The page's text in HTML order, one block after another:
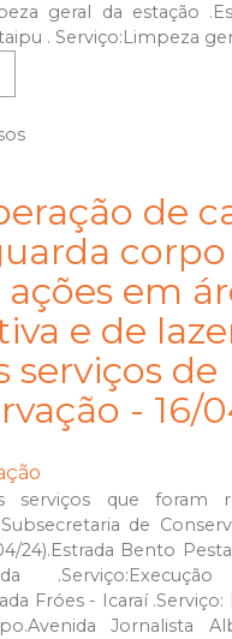
geral da estação
. Serviço:Limpeza
de
ações em
e de
serviços de
- 16/
serviços que foram
de
24).Estrada Bento
Fróes - Icaraí
Jornalista